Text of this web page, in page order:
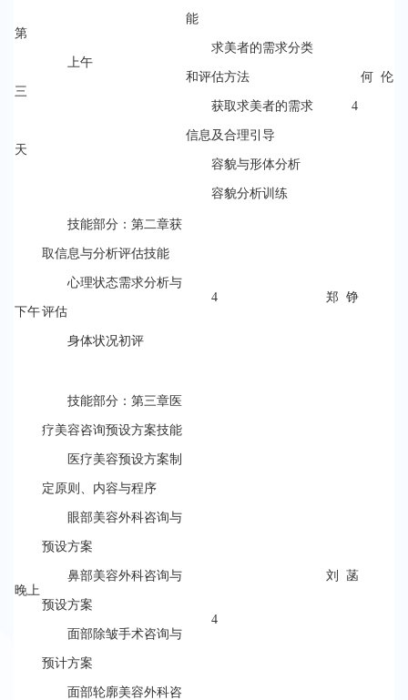
第
三
天
上午
能
求美者的需求分类
和评估方法
获取求美者的需求
信息及合理引导
容貌与形体分析
容貌分析训练
4
何 伦
下午
技能部分：第二章获
取信息与分析评估技能
心理状态需求分析与
评估
身体状况初评
4 郑 铮
晚上
技能部分：第三章医
疗美容咨询预设方案技能
医疗美容预设方案制
定原则、内容与程序
眼部美容外科咨询与
预设方案
鼻部美容外科咨询与
预设方案
面部除皱手术咨询与
预计方案
面部轮廓美容外科咨
4
刘 菡